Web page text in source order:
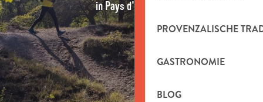
PROVENZALISCHE
GASTRONOMIE
BLOG
in Pays d'Aubagne